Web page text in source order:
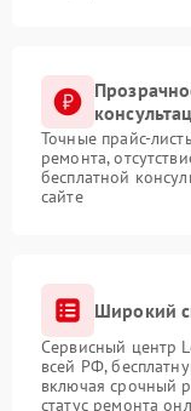
Точные прайс-
ремонта,
бесплатной
сайте
Широкий
Сервисный центр
всей РФ,
включая срочный
статус ремонта